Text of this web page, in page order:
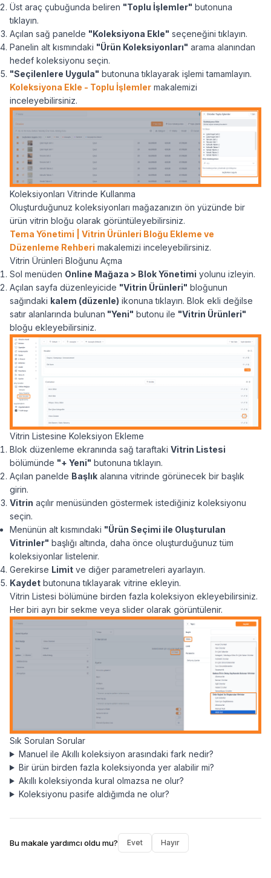
Üst araç çubuğunda beliren "Toplu İşlemler" butonuna
tıklayın.
Açılan sağ panelde "Koleksiyona Ekle" seçeneğini tıklayın.
Panelin alt kısmındaki "Ürün Koleksiyonları" arama alanından
hedef koleksiyonu seçin.
"Seçilenlere Uygula" butonuna tıklayarak işlemi tamamlayın.
Koleksiyona Ekle - Toplu İşlemler makalemizi
inceleyebilirsiniz.
Koleksiyonları Vitrinde Kullanma
Oluşturduğunuz koleksiyonları mağazanızın ön yüzünde bir
ürün vitrin bloğu olarak görüntüleyebilirsiniz.
Tema Yönetimi | Vitrin Ürünleri Bloğu Ekleme ve
Düzenleme Rehberi makalemizi inceleyebilirsiniz.
Vitrin Ürünleri Bloğunu Açma
Sol menüden Online Mağaza > Blok Yönetimi yolunu izleyin.
Açılan sayfa düzenleyicide "Vitrin Ürünleri" bloğunun
sağındaki kalem (düzenle) ikonuna tıklayın. Blok ekli değilse
satır alanlarında bulunan "Yeni" butonu ile "Vitrin Ürünleri"
bloğu ekleyebilirsiniz.
Vitrin Listesine Koleksiyon Ekleme
Blok düzenleme ekranında sağ taraftaki Vitrin Listesi
bölümünde "+ Yeni" butonuna tıklayın.
Açılan panelde Başlık alanına vitrinde görünecek bir başlık
girin.
Vitrin açılır menüsünden göstermek istediğiniz koleksiyonu
seçin.
Menünün alt kısmındaki "Ürün Seçimi ile Oluşturulan
Vitrinler" başlığı altında, daha önce oluşturduğunuz tüm
koleksiyonlar listelenir.
Gerekirse Limit ve diğer parametreleri ayarlayın.
Kaydet butonuna tıklayarak vitrine ekleyin.
Vitrin Listesi bölümüne birden fazla koleksiyon ekleyebilirsiniz.
Her biri ayrı bir sekme veya slider olarak görüntülenir.
Sık Sorulan Sorular
Manuel ile Akıllı koleksiyon arasındaki fark nedir?
Bir ürün birden fazla koleksiyonda yer alabilir mi?
Akıllı koleksiyonda kural olmazsa ne olur?
Koleksiyonu pasife aldığımda ne olur?
Bu makale yardımcı oldu mu? Evet Hayır